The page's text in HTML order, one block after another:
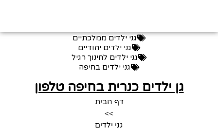
גני ילדים ממלכתיים
גני ילדים יהודיים
גני ילדים לחינוך רגיל
גני ילדים בחיפה
גן ילדים כנרית בחיפה טלפון
דף הבית
>>
גני ילדים